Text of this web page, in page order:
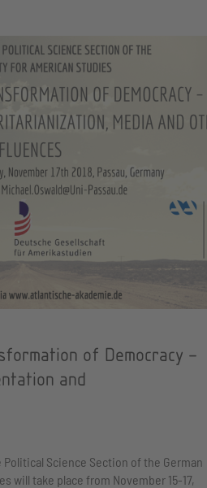
of Democracy –
and
Science Section of the German
will take place from November 15-17,